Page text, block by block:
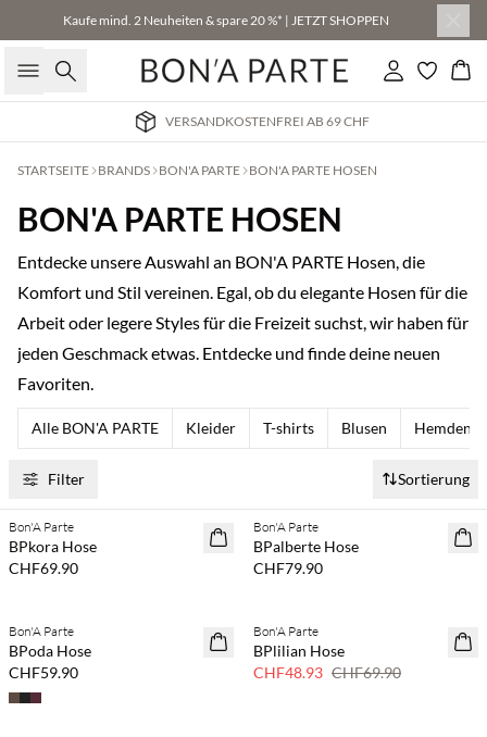
Kaufe mind. 2 Neuheiten & spare 20 %* | JETZT SHOPPEN
Suche Einloggen
VERSANDKOSTENFREI AB 69 CHF
STARTSEITE BRANDS BON'A PARTE BON'A PARTE HOSEN
BON'A PARTE HOSEN
Entdecke unsere Auswahl an BON'A PARTE Hosen, die
Komfort und Stil vereinen. Egal, ob du elegante Hosen für die
Arbeit oder legere Styles für die Freizeit suchst, wir haben für
jeden Geschmack etwas. Entdecke und finde deine neuen
Favoriten.
Alle BON'A PARTE Kleider T-shirts Blusen Hemden
Filter Sortierung
NEUHEITEN
Kaufe mind. 2 & spare 20 %
Bon'A Parte
BPkora Hose
CHF69.90
NEUHEITEN
Kaufe mind. 2 & spare 20 %
Bon'A Parte
BPalberte Hose
CHF79.90
NEUHEITEN
Bon'A Parte
BPoda Hose
CHF59.90
SAVE20
Bon'A Parte
BPlilian Hose
CHF48.93 CHF69.90